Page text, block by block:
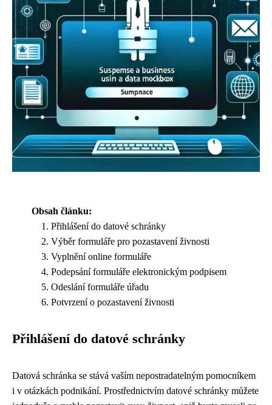
Obsah článku:
Přihlášení do datové schránky
Výběr formuláře pro pozastavení živnosti
Vyplnění online formuláře
Podepsání formuláře elektronickým podpisem
Odeslání formuláře úřadu
Potvrzení o pozastavení živnosti
Přihlášení do datové schránky
Datová schránka se stává vaším nepostradatelným pomocníkem
i v otázkách podnikání. Prostřednictvím datové schránky můžete